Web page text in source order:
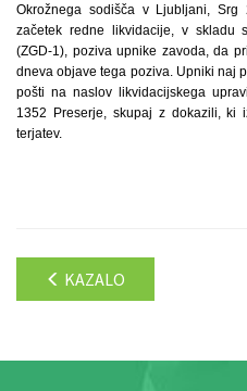
Okrožnega sodišča v Ljubljani,
začetek redne likvidacije, v skladu
(ZGD-1), poziva upnike zavoda, da
dneva objave tega poziva. Upniki naj
pošti na naslov likvidacijskega
1352 Preserje, skupaj z dokazili, ki
terjatev.
KAZALO